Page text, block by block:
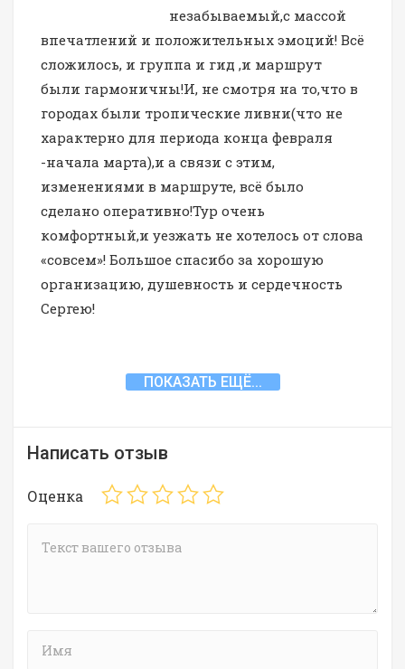
незабываемый,с массой
впечатлений и положительных эмоций! Всё
сложилось, и группа и гид ,и маршрут
были гармоничны!И, не смотря на то,что в
городах были тропические ливни(что не
характерно для периода конца февраля
-начала марта),и а связи с этим,
изменениями в маршруте, всё было
сделано оперативно!Тур очень
комфортный,и уезжать не хотелось от слова
«совсем»! Большое спасибо за хорошую
организацию, душевность и сердечность
Сергею!
ПОКАЗАТЬ ЕЩЁ...
Написать отзыв
Оценка